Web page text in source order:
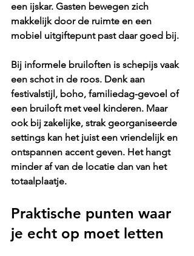
een ijskar. Gasten bewegen zich
makkelijk door de ruimte en een
mobiel uitgiftepunt past daar goed bij.
Bij informele bruiloften is schepijs vaak
een schot in de roos. Denk aan
festivalstijl, boho, familiedag-gevoel of
een bruiloft met veel kinderen. Maar
ook bij zakelijke, strak georganiseerde
settings kan het juist een vriendelijk en
ontspannen accent geven. Het hangt
minder af van de locatie dan van het
totaalplaatje.
Praktische punten waar
je echt op moet letten